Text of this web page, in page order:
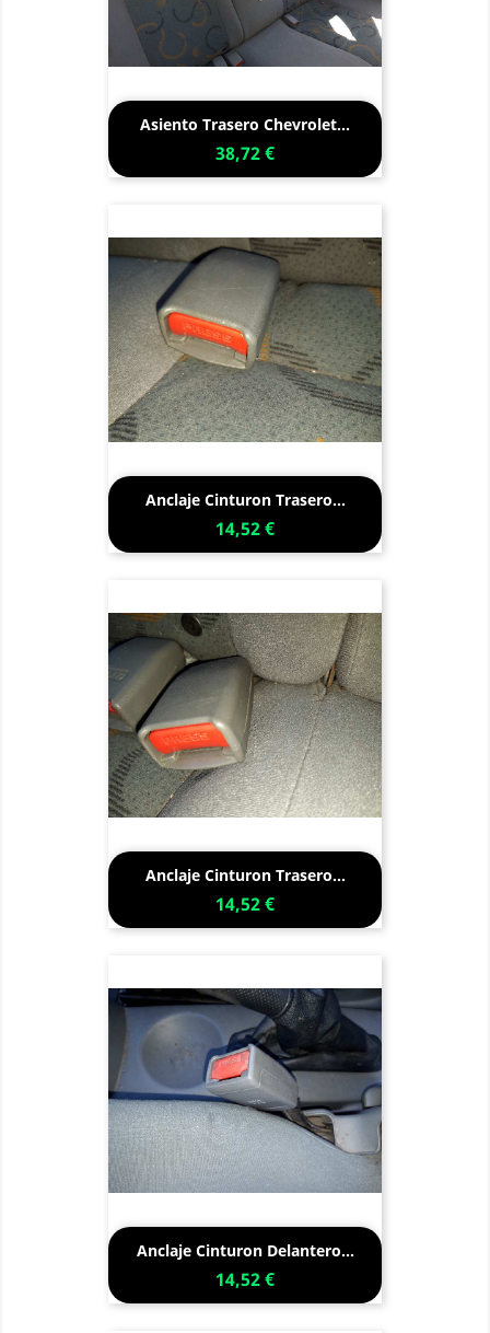
Asiento Trasero Chevrolet...
38,72 €
Anclaje Cinturon Trasero...
14,52 €
Anclaje Cinturon Trasero...
14,52 €
Anclaje Cinturon Delantero...
14,52 €